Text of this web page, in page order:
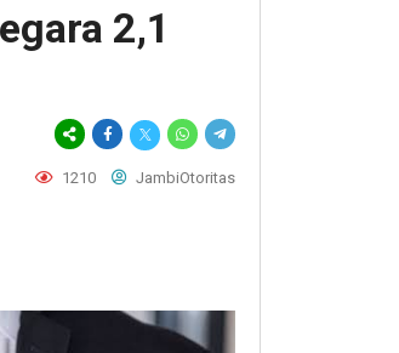
2,1
1210 JambiOtoritas